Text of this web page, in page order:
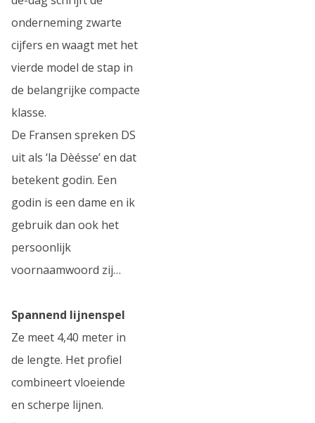
onderneming zwarte
cijfers en waagt met het
vierde model de stap in
de belangrijke compacte
klasse.
De Fransen spreken DS
uit als ‘la Dèésse’ en dat
betekent godin. Een
godin is een dame en ik
gebruik dan ook het
persoonlijk
voornaamwoord zij…
Spannend lijnenspel
Ze meet 4,40 meter in
de lengte. Het profiel
combineert vloeiende
en scherpe lijnen.